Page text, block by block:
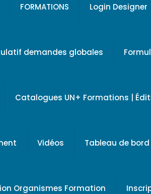
FORMATIONS Login Designer
demandes globales
Catalogues UN+ Formations |
Vidéos Tableau de bord
Organismes Formation